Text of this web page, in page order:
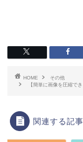
HOME
その他
【簡単に画像を圧縮で
関連する記事